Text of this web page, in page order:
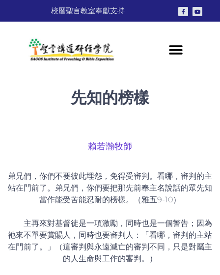
校曆聖言教室奉獻支持
先知的榜樣
賴若瀚牧師
弟兄們，你們不要彼此埋怨，免得受審判。看哪，審判的主
站在門前了。弟兄們，你們要把那先前奉主名說話的眾先知
當作能受苦能忍耐的榜樣。（雅五9-10）
主再來對基督徒是一項激勵，同時也是一個警告；因為
祂來不單要賞賜人，同時也要審判人：「看哪，審判的主站
在門前了。」（這審判與永遠滅亡的審判不同，只是對屬主
的人生命與工作的審判。）